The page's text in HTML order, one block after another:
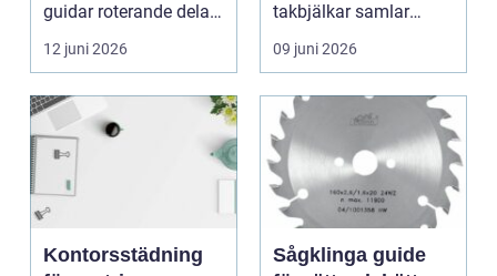
guidar roterande delar i
en maskin, ofta ...
12 juni 2026
takbjälkar samlar
snabbt damm och...
09 juni 2026
Kontorsstädning
Sågklinga guide